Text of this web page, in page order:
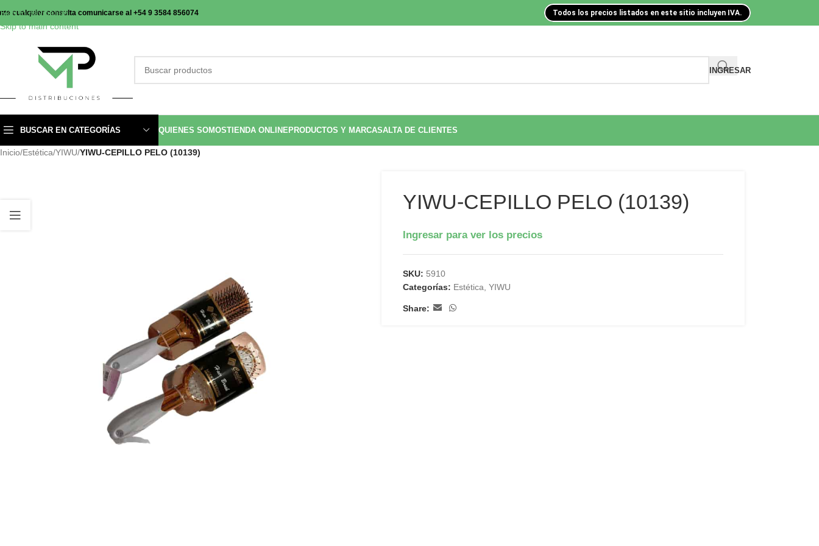
Skip to navigation
Skip to main content
cualquier consulta comunicarse al +54 9 3584 856074 Todos los precios listados en este sitio incluyen IVA.
INGRESAR
BUSCAR EN CATEGORÍAS QUIENES SOMOSTIENDA ONLINEPRODUCTOS Y MARCASALTA DE CLIENTES
Inicio/Estética/YIWU/YIWU-CEPILLO PELO (10139)
YIWU-CEPILLO PELO (10139)
Ingresar para ver los precios
SKU: 5910
Categorías: Estética YIWU
Share: